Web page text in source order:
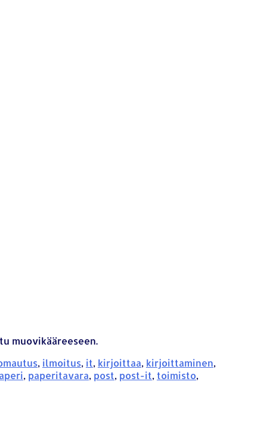
muovikääreeseen.
, ilmoitus, it, kirjoittaa, kirjoittaminen,
, paperitavara, post, post-it,toimisto,